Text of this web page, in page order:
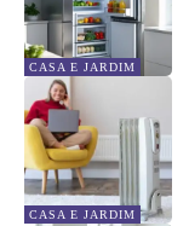
CASA E JARDIM
CASA E JARDIM